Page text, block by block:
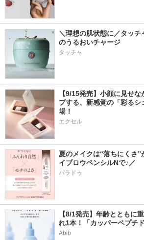
＼理想の肌状態に／タッ
のうるおいチャージ
タッチャ
【9/15発売】小顔に見せ
プする、新感覚の「彩るシ
場！
エクセル
夏のメイクは“落ちにくさ
イブロウペンシルNで♪／
パラドゥ
【8/1発売】年齢とともに
れ1本！「カッパーペプチ
Abib